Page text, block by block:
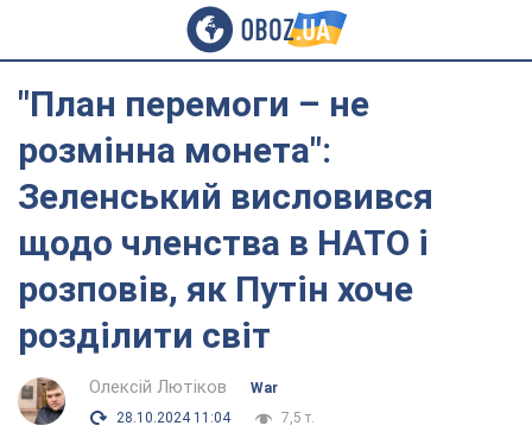
"План перемоги – не
розмінна монета":
Зеленський висловився
щодо членства в НАТО і
розповів, як Путін хоче
розділити світ
Олексій Лютіков
War
28.10.2024 11:04
7,5 т.